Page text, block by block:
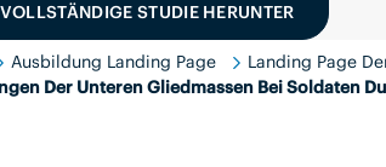
STUDIE HERUNTER
Ausbildung Landing Page Landing Page
Der Unteren Gliedmassen Bei Soldaten